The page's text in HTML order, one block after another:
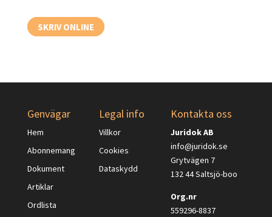
SKRIV ONLINE
Genvägar
Hem
Abonnemang
Dokument
Artiklar
Ordlista
Legal info
Villkor
Cookies
Dataskydd
Kontakta oss
Juridok AB
info@juridok.se
Grytvägen 7
132 44 Saltsjö-boo
Org.nr
559296-8837